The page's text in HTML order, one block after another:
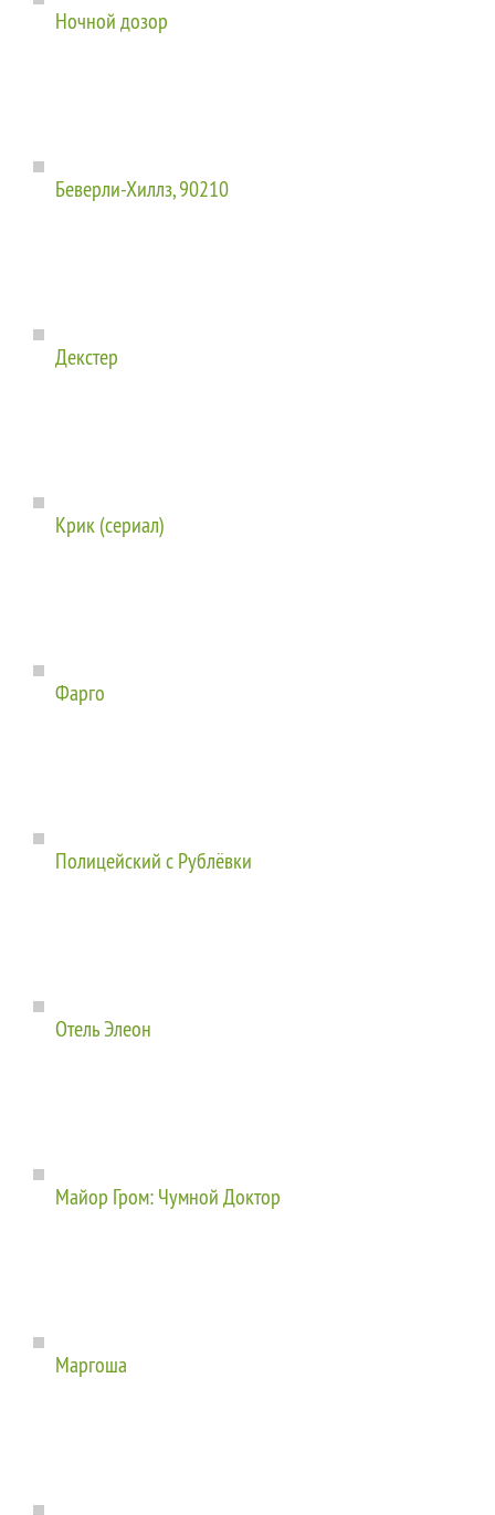
Ночной дозор
Беверли-Хиллз, 90210
Декстер
Крик (сериал)
Фарго
Полицейский с Рублёвки
Отель Элеон
Майор Гром: Чумной Доктор
Маргоша